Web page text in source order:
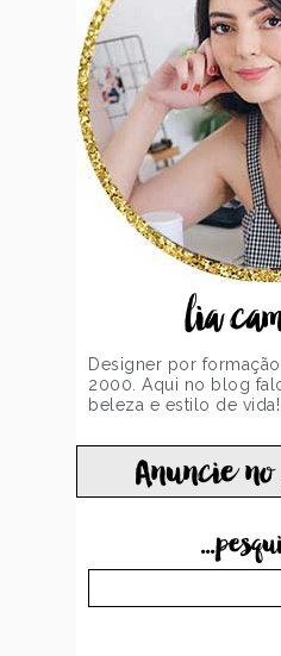
lia
Designer por
2000. Aqui no blog
beleza e estilo de vida!
Anuncie